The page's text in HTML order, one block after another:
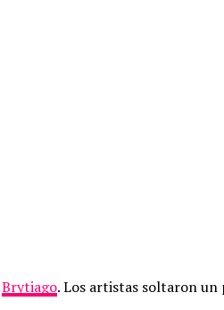
Brytiago. Los artistas soltaron un